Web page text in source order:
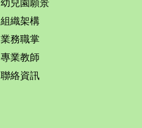
幼兒園願景
組織架構
業務職掌
專業教師
聯絡資訊